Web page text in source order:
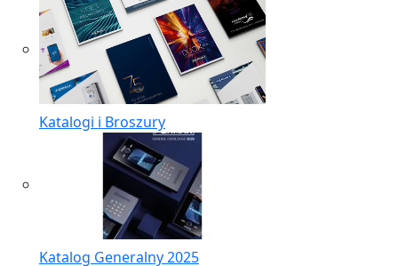
Katalogi i Broszury
Katalog Generalny 2025